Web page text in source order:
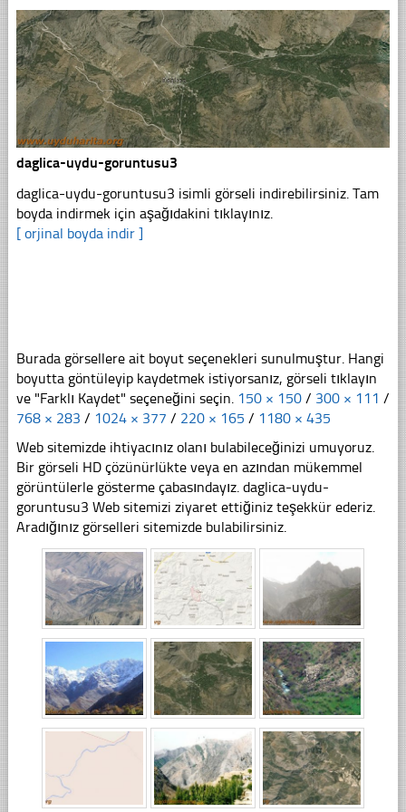
daglica-uydu-goruntusu3
daglica-uydu-goruntusu3 isimli görseli indirebilirsiniz. Tam
boyda indirmek için aşağıdakini tıklayınız.
[ orjinal boyda indir ]
Burada görsellere ait boyut seçenekleri sunulmuştur. Hangi
boyutta göntüleyip kaydetmek istiyorsanız, görseli tıklayın
ve "Farklı Kaydet" seçeneğini seçin. 150 × 150 / 300 × 111 /
768 × 283 / 1024 × 377 / 220 × 165 / 1180 × 435
Web sitemizde ihtiyacınız olanı bulabileceğinizi umuyoruz.
Bir görseli HD çözünürlükte veya en azından mükemmel
görüntülerle gösterme çabasındayız. daglica-uydu-
goruntusu3 Web sitemizi ziyaret ettiğiniz teşekkür ederiz.
Aradığınız görselleri sitemizde bulabilirsiniz.